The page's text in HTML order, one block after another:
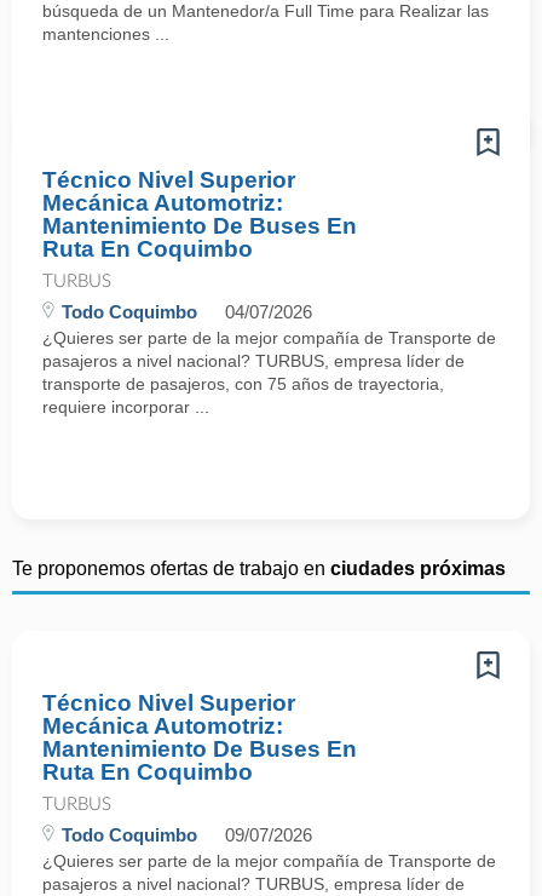
búsqueda de un Mantenedor/a Full Time para Realizar las
mantenciones ...
Técnico Nivel Superior
Mecánica Automotriz:
Mantenimiento De Buses En
Ruta En Coquimbo
TURBUS
Todo Coquimbo 04/07/2026
¿Quieres ser parte de la mejor compañía de Transporte de
pasajeros a nivel nacional? TURBUS, empresa líder de
transporte de pasajeros, con 75 años de trayectoria,
requiere incorporar ...
Te proponemos ofertas de trabajo en ciudades próximas
Técnico Nivel Superior
Mecánica Automotriz:
Mantenimiento De Buses En
Ruta En Coquimbo
TURBUS
Todo Coquimbo 09/07/2026
¿Quieres ser parte de la mejor compañía de Transporte de
pasajeros a nivel nacional? TURBUS, empresa líder de